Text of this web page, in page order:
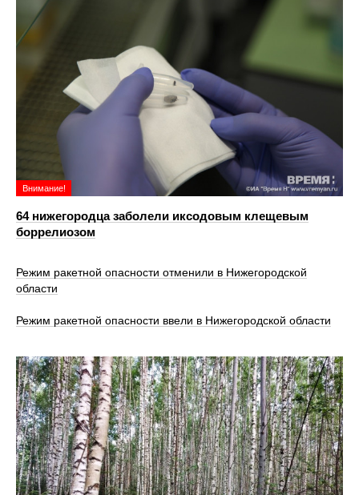
Внимание!
64 нижегородца заболели иксодовым клещевым
боррелиозом
Режим ракетной опасности отменили в Нижегородской
области
Режим ракетной опасности ввели в Нижегородской области